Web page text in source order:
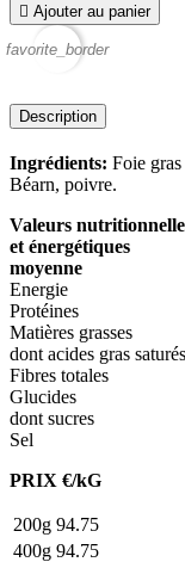
 Ajouter au panier
favorite_border
Description
Ingrédients: Foie
Béarn, poivre.
Valeurs
et énergétiques
moyenne
Energie
Protéines
Matières grasses
dont acides gras saturés
Fibres totales
Glucides
dont sucres
Sel
PRIX €/kG
200g 94.75
400g 94.75